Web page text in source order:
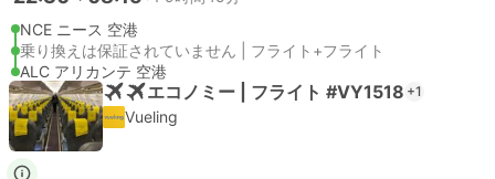
NCE ニース 空港
乗り換えは保証されていません | フライト+フライト
ALC アリカンテ 空港
エコノミー | フライト #VY1518 +1
Vueling